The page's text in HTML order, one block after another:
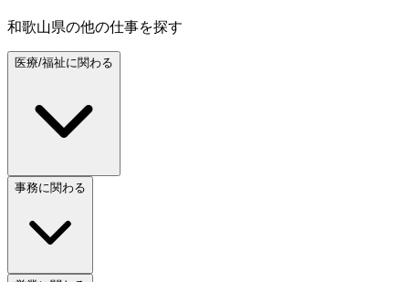
和歌山県の他の仕事を探す
医療/福祉に関わる
事務に関わる